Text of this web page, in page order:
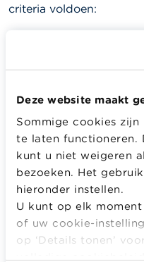
Deze website maakt
Sommige cookies
te laten functioneren.
kunt u niet weigeren
bezoeken. Het
hieronder instellen.
U kunt op elk
of uw cookie-
op ‘Details tonen’
criteria voldoen:
jaarlijkse lasten
Het contract moet
ondertekening
periode kan geen
schadevergoeding
Wikifin-tip